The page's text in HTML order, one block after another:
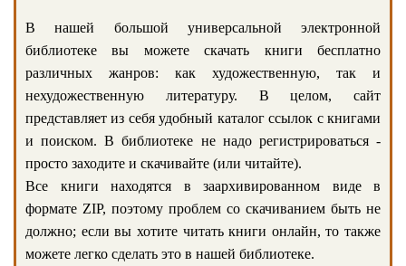
В нашей большой универсальной электронной
библиотеке вы можете скачать книги бесплатно
различных жанров: как художественную, так и
нехудожественную литературу. В целом, сайт
представляет из себя удобный каталог ссылок с книгами
и поиском. В библиотеке не надо регистрироваться -
просто заходите и скачивайте (или читайте).
Все книги находятся в заархивированном виде в
формате ZIP, поэтому проблем со скачиванием быть не
должно; если вы хотите читать книги онлайн, то также
можете легко сделать это в нашей библиотеке.